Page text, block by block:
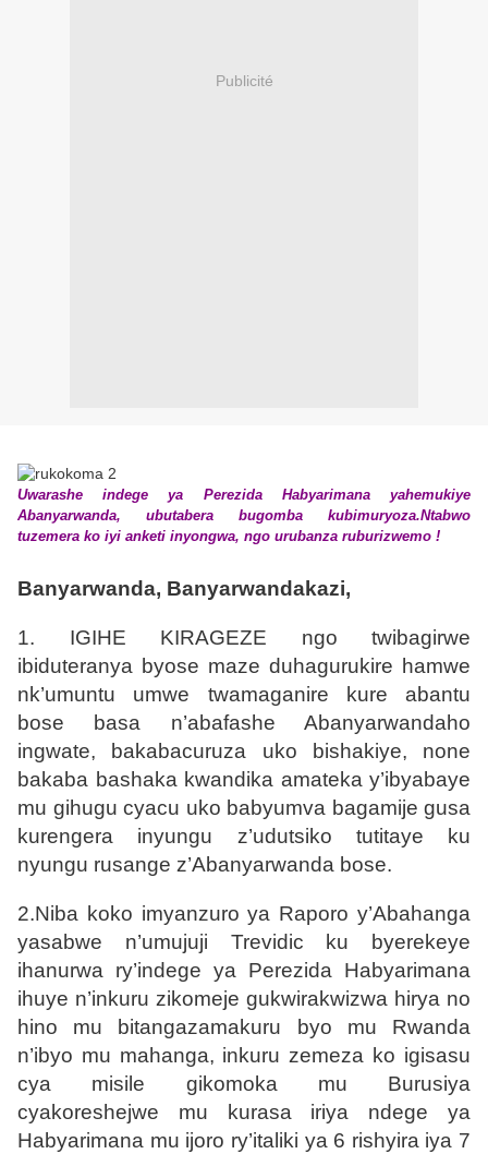
Publicité
Uwarashe indege ya Perezida Habyarimana yahemukiye
Abanyarwanda, ubutabera bugomba kubimuryoza.Ntabwo
tuzemera ko iyi anketi inyongwa, ngo urubanza ruburizwemo !
Banyarwanda, Banyarwandakazi,
1. IGIHE KIRAGEZE
ngo twibagirwe
ibiduteranya byose maze duhagurukire hamwe
nk’umuntu umwe twamaganire kure abantu
bose basa n’abafashe Abanyarwandaho
ingwate, bakabacuruza uko bishakiye, none
bakaba bashaka kwandika amateka y’ibyabaye
mu gihugu cyacu uko babyumva bagamije gusa
kurengera inyungu z’udutsiko tutitaye ku
nyungu rusange z’Abanyarwanda bose.
2.Niba koko imyanzuro ya Raporo y’Abahanga
yasabwe n’umujuji Trevidic ku byerekeye
ihanurwa ry’indege ya Perezida Habyarimana
ihuye n’inkuru zikomeje gukwirakwizwa hirya no
hino mu bitangazamakuru byo mu Rwanda
n’ibyo mu mahanga, inkuru zemeza ko igisasu
cya misile gikomoka mu Burusiya
cyakoreshejwe mu kurasa iriya ndege ya
Habyarimana mu ijoro ry’italiki ya 6 rishyira iya 7